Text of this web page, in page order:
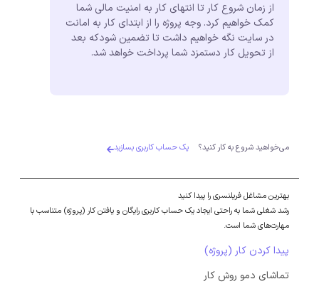
از زمان شروع کار تا انتهای کار به امنیت مالی شما
کمک خواهیم کرد. وجه پروژه را از ابتدای کار به امانت
در سایت نگه خواهیم داشت تا تضمین شودکه بعد
از تحویل کار دستمزد شما پرداخت خواهد شد.
می‌خواهید شروع به کار کنید؟ یک حساب کاربری بسازید
بهترین مشاغل فریلنسری را پیدا کنید
رشد شغلی شما به راحتی ایجاد یک حساب کاربری رایگان و یافتن کار (پروژه) متناسب با
مهارت‌های شما است.
پیدا کردن کار (پروژه)
تماشای دمو روش کار